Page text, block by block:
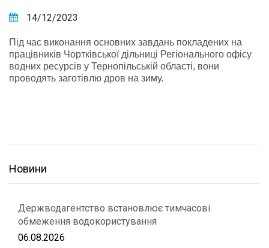
14/12/2023
Під час виконання основних завдань покладених на
працівників Чортківської дільниці Регіонального офісу
водних ресурсів у Тернопільській області, вони
проводять заготівлю дров на зиму.
Новини
Держводагентство встановлює тимчасові
обмеження водокористування
06.08.2026